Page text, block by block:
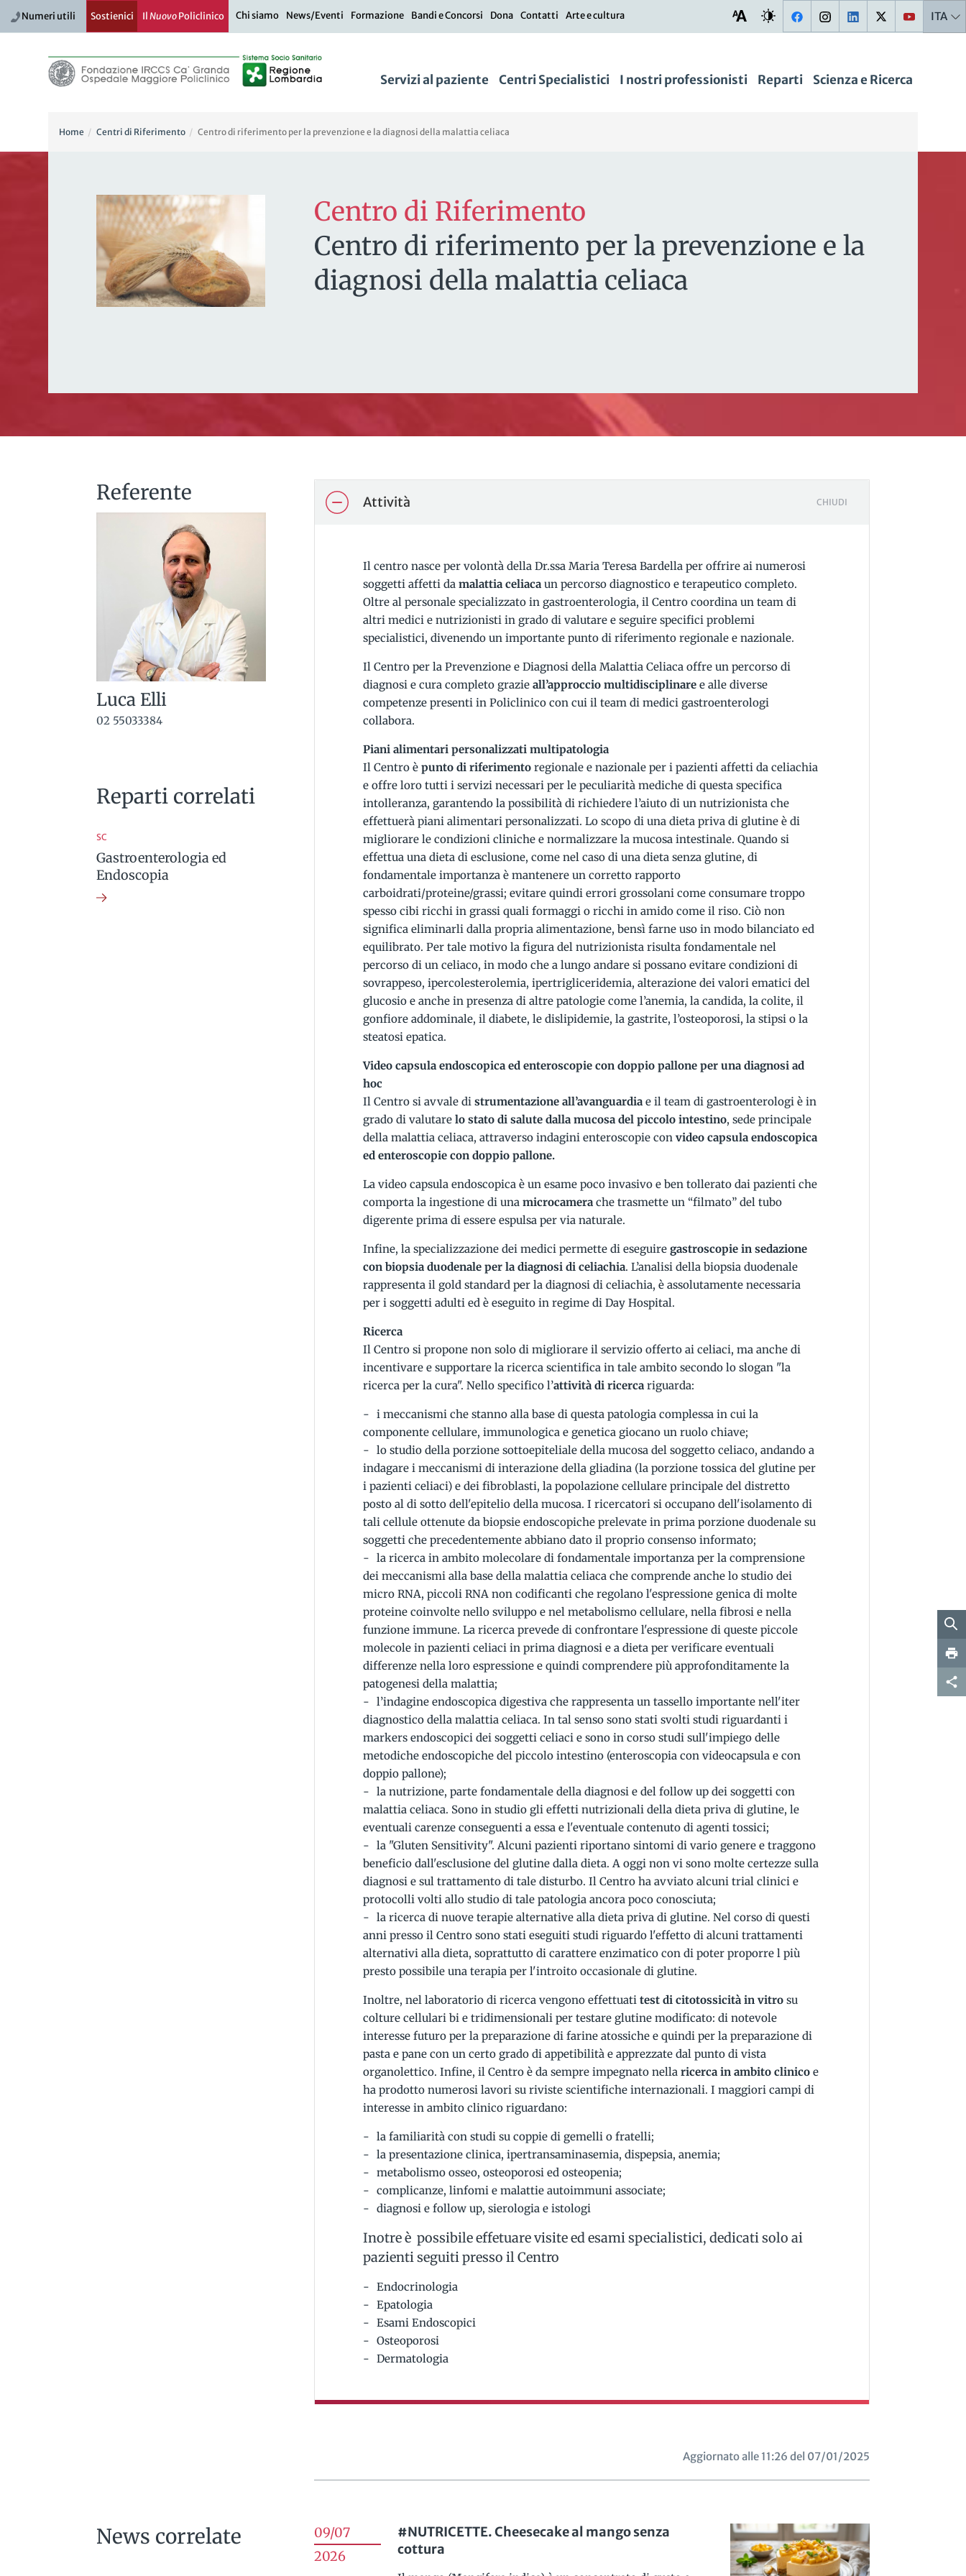
Numeri utili Sostienici IlNuovoPoliclinico Chi siamo News/Eventi Formazione Bandi e Concorsi Dona Contatti Arte e cultura ITA
Servizi al paziente Centri Specialistici I nostri professionisti Reparti Scienza e Ricerca
Home Centri di Riferimento Centro di riferimento per la prevenzione e la diagnosi della malattia celiaca
Centro di Riferimento
Centro di riferimento per la prevenzione e la
diagnosi della malattia celiaca
Attività CHIUDI
Il centro nasce per volontà della Dr.ssa Maria Teresa Bardella per offrire ai numerosi
soggetti affetti da malattia celiaca un percorso diagnostico e terapeutico completo.
Oltre al personale specializzato in gastroenterologia, il Centro coordina un team di
altri medici e nutrizionisti in grado di valutare e seguire specifici problemi
specialistici, divenendo un importante punto di riferimento regionale e nazionale.
Il Centro per la Prevenzione e Diagnosi della Malattia Celiaca offre un percorso di
diagnosi e cura completo grazie all’approccio multidisciplinaree alle diverse
competenze presenti in Policlinico con cui il team di medici gastroenterologi
collabora.
Piani alimentari personalizzati multipatologia
Il Centro èpunto di riferimentoregionale e nazionale per i pazienti affetti da celiachia
e offre loro tutti i servizi necessari per le peculiarità mediche di questa specifica
intolleranza, garantendo la possibilità di richiedere l’aiuto di un nutrizionista che
effettuerà piani alimentari personalizzati. Lo scopo di una dieta priva di glutine è di
migliorare le condizioni cliniche e normalizzare la mucosa intestinale. Quando si
effettua una dieta di esclusione, come nel caso di una dieta senza glutine, di
fondamentale importanza è mantenere un corretto rapporto
carboidrati/proteine/grassi; evitare quindi errori grossolani come consumare troppo
spesso cibi ricchi in grassi quali formaggi o ricchi in amido come il riso. Ciò non
significa eliminarli dalla propria alimentazione, bensì farne uso in modo bilanciato ed
equilibrato. Per tale motivo la figura del nutrizionista risulta fondamentale nel
percorso di un celiaco, in modo che a lungo andare si possano evitare condizioni di
sovrappeso, ipercolesterolemia, ipertrigliceridemia, alterazione dei valori ematici del
glucosio e anche in presenza di altre patologie come l’anemia, la candida, la colite, il
gonfiore addominale, il diabete, le dislipidemie, la gastrite, l’osteoporosi, la stipsi o la
steatosi epatica.
Video capsula endoscopica ed enteroscopie con doppio pallone per una diagnosi ad
hoc
Il Centro si avvale di strumentazione all’avanguardiae il team di gastroenterologi è in
grado di valutarelo stato di salute dalla mucosa del piccolo intestino, sede principale
della malattia celiaca, attraverso indagini enteroscopie con video capsula endoscopica
ed enteroscopie con doppio pallone.
La video capsula endoscopica è un esame poco invasivo e ben tollerato dai pazienti che
comporta la ingestione di una microcamera che trasmette un “filmato” del tubo
digerente prima di essere espulsa per via naturale.
Infine, la specializzazione dei medici permette di eseguire gastroscopie in sedazione
con biopsia duodenale per la diagnosi di celiachia. L’analisi della biopsia duodenale
rappresenta il gold standard per la diagnosi di celiachia, è assolutamente necessaria
per i soggetti adulti ed è eseguito in regime di Day Hospital.
Ricerca
Il Centro si propone non solo di migliorare il servizio offerto ai celiaci, ma anche di
incentivare e supportare la ricerca scientifica in tale ambito secondo lo slogan "la
ricerca per la cura". Nello specifico l’attività di ricerca riguarda:
i meccanismi che stanno alla base di questa patologia complessa in cui la
componente cellulare, immunologica e genetica giocano un ruolo chiave;
lo studio della porzione sottoepiteliale della mucosa del soggetto celiaco, andando a
indagare i meccanismi di interazione della gliadina (la porzione tossica del glutine per
i pazienti celiaci) e dei fibroblasti, la popolazione cellulare principale del distretto
posto al di sotto dell'epitelio della mucosa. I ricercatori si occupano dell'isolamento di
tali cellule ottenute da biopsie endoscopiche prelevate in prima porzione duodenale su
soggetti che precedentemente abbiano dato il proprio consenso informato;
la ricerca in ambito molecolare di fondamentale importanza per la comprensione
dei meccanismi alla base della malattia celiaca che comprende anche lo studio dei
micro RNA, piccoli RNA non codificanti che regolano l'espressione genica di molte
proteine coinvolte nello sviluppo e nel metabolismo cellulare, nella fibrosi e nella
funzione immune. La ricerca prevede di confrontare l'espressione di queste piccole
molecole in pazienti celiaci in prima diagnosi e a dieta per verificare eventuali
differenze nella loro espressione e quindi comprendere più approfonditamente la
patogenesi della malattia;
l’indagine endoscopica digestiva che rappresenta un tassello importante nell'iter
diagnostico della malattia celiaca. In tal senso sono stati svolti studi riguardanti i
markers endoscopici dei soggetti celiaci e sono in corso studi sull'impiego delle
metodiche endoscopiche del piccolo intestino (enteroscopia con videocapsula e con
doppio pallone);
la nutrizione, parte fondamentale della diagnosi e del follow up dei soggetti con
malattia celiaca. Sono in studio gli effetti nutrizionali della dieta priva di glutine, le
eventuali carenze conseguenti a essa e l'eventuale contenuto di agenti tossici;
la "Gluten Sensitivity". Alcuni pazienti riportano sintomi di vario genere e traggono
beneficio dall'esclusione del glutine dalla dieta. A oggi non vi sono molte certezze sulla
diagnosi e sul trattamento di tale disturbo. Il Centro ha avviato alcuni trial clinici e
protocolli volti allo studio di tale patologia ancora poco conosciuta;
la ricerca di nuove terapie alternative alla dieta priva di glutine. Nel corso di questi
anni presso il Centro sono stati eseguiti studi riguardo l'effetto di alcuni trattamenti
alternativi alla dieta, soprattutto di carattere enzimatico con di poter proporre l più
presto possibile una terapia per l'introito occasionale di glutine.
Inoltre, nel laboratorio di ricerca vengono effettuati test di citotossicità in vitro su
colture cellulari bi e tridimensionali per testare glutine modificato: di notevole
interesse futuro per la preparazione di farine atossiche e quindi per la preparazione di
pasta e pane con un certo grado di appetibilità e apprezzate dal punto di vista
organolettico. Infine, il Centro è da sempre impegnato nella ricerca in ambito clinicoe
ha prodotto numerosi lavori su riviste scientifiche internazionali. I maggiori campi di
interesse in ambito clinico riguardano:
la familiarità con studi su coppie di gemelli o fratelli;
la presentazione clinica, ipertransaminasemia, dispepsia, anemia;
metabolismo osseo, osteoporosi ed osteopenia;
complicanze, linfomi e malattie autoimmuni associate;
diagnosi e follow up, sierologia e istologi
Inotre è possibile effetuare visite ed esami specialistici, dedicati solo ai
pazienti seguiti presso il Centro
Endocrinologia
Epatologia
Esami Endoscopici
Osteoporosi
Dermatologia
Aggiornato alle 11:26 del 07/01/2025
Referente
Luca Elli
02 55033384
Reparti correlati
SC
Gastroenterologia ed
Endoscopia
News correlate
09/07
2026
#NUTRICETTE. Cheesecake al mango senza
cottura